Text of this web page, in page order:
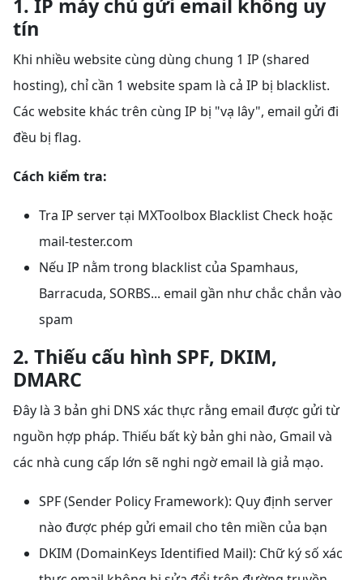
1. IP máy chủ gửi email không uy
tín
Khi nhiều website cùng dùng chung 1 IP (shared
hosting), chỉ cần 1 website spam là cả IP bị blacklist.
Các website khác trên cùng IP bị "vạ lây", email gửi đi
đều bị flag.
Cách kiểm tra:
Tra IP server tại MXToolbox Blacklist Check hoặc
mail-tester.com
Nếu IP nằm trong blacklist của Spamhaus,
Barracuda, SORBS... email gần như chắc chắn vào
spam
2. Thiếu cấu hình SPF, DKIM,
DMARC
Đây là 3 bản ghi DNS xác thực rằng email được gửi từ
nguồn hợp pháp. Thiếu bất kỳ bản ghi nào, Gmail và
các nhà cung cấp lớn sẽ nghi ngờ email là giả mạo.
SPF (Sender Policy Framework): Quy định server
nào được phép gửi email cho tên miền của bạn
DKIM (DomainKeys Identified Mail): Chữ ký số xác